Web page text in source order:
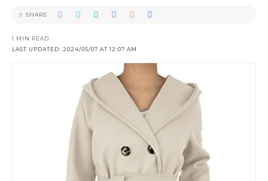
LAST UPDATED: 2024/05/07 AT 12:07 AM
1 MIN READ
SHARE